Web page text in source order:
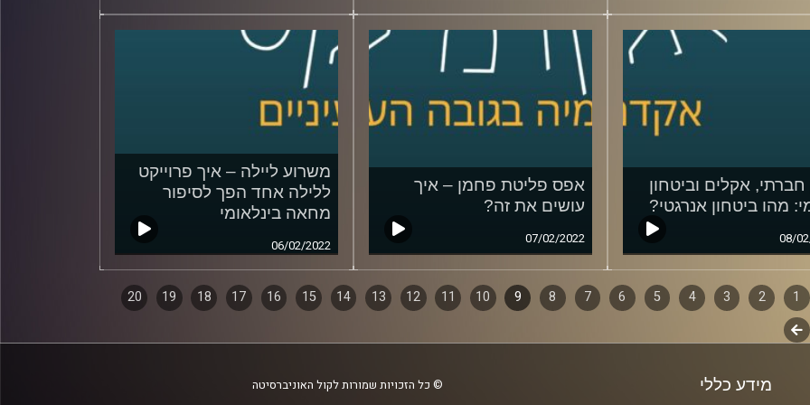
אקלים וביטחון
מהו ביטחון אנרגטי?
08/
אפס פליטת פחמן – איך
עושים את זה?
07/02/2022
משרוע ליילה – איך פרוייקט
ללילה אחד הפך לסיפור
מחאה בינלאומי
06/02/2022
1
2
3
4
5
6
7
8
9
10
11
12
13
14
15
16
17
18
19
20
לשלב
מידע כללי © כל הזכויות שמורות לקול האוניברסיטה